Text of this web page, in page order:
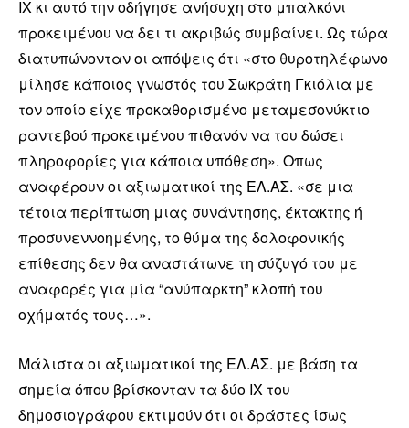
ΙΧ κι αυτό την οδήγησε ανήσυχη στο μπαλκόνι
προκειμένου να δει τι ακριβώς συμβαίνει. Ως τώρα
διατυπώνονταν οι απόψεις ότι «στο θυροτηλέφωνο
μίλησε κάποιος γνωστός του Σωκράτη Γκιόλια με
τον οποίο είχε προκαθορισμένο μεταμεσονύκτιο
ραντεβού προκειμένου πιθανόν να του δώσει
πληροφορίες για κάποια υπόθεση». Οπως
αναφέρουν οι αξιωματικοί της ΕΛ.ΑΣ. «σε μια
τέτοια περίπτωση μιας συνάντησης, έκτακτης ή
προσυνεννοημένης, το θύμα της δολοφονικής
επίθεσης δεν θα αναστάτωνε τη σύζυγό του με
αναφορές για μία “ανύπαρκτη” κλοπή του
οχήματός τους…».
Μάλιστα οι αξιωματικοί της ΕΛ.ΑΣ. με βάση τα
σημεία όπου βρίσκονταν τα δύο ΙΧ του
δημοσιογράφου εκτιμούν ότι οι δράστες ίσως